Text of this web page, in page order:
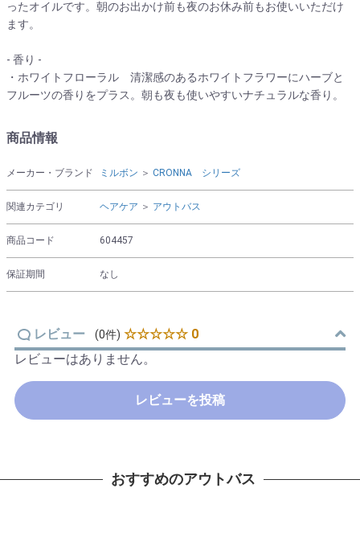
ったオイルです。朝のお出かけ前も夜のお休み前もお使いいただけ
ます。
- 香り -
・ホワイトフローラル 清潔感のあるホワイトフラワーにハーブと
フルーツの香りをプラス。朝も夜も使いやすいナチュラルな香り。
商品情報
メーカー・ブランド ミルボン ＞ CRONNA シリーズ
関連カテゴリ ヘアケア ＞ アウトバス
商品コード 604457
保証期間 なし
レビュー (0件) ☆☆☆☆☆ 0
レビューはありません。
レビューを投稿
おすすめのアウトバス